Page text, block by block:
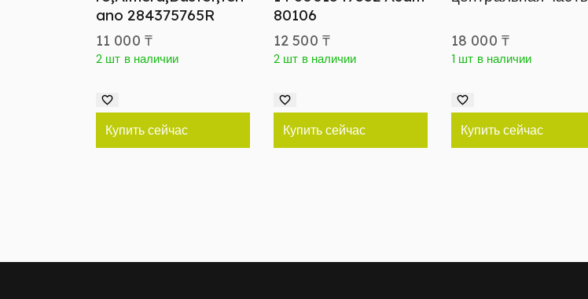
ano 284375765R
11 000 ₸
2 шт в наличии
Купить сейчас
80106
12 500 ₸
2 шт в наличии
Купить сейчас
18 000 ₸
1 шт в наличии
Купить сейчас